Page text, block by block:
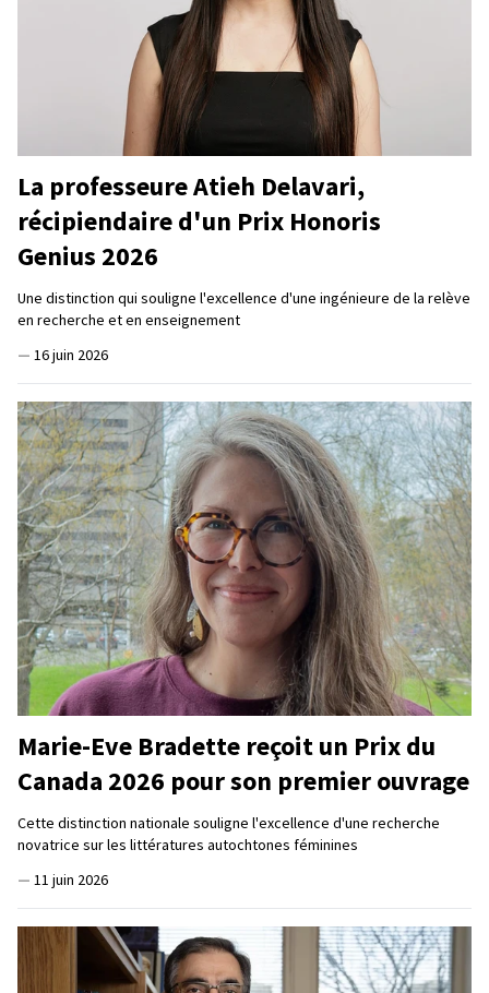
La professeure Atieh Delavari,
récipiendaire d'un Prix Honoris
Genius 2026
Une distinction qui souligne l'excellence d'une ingénieure de la relève
en recherche et en enseignement
— 16 juin 2026
Marie-Eve Bradette reçoit un Prix du
Canada 2026 pour son premier ouvrage
Cette distinction nationale souligne l'excellence d'une recherche
novatrice sur les littératures autochtones féminines
— 11 juin 2026